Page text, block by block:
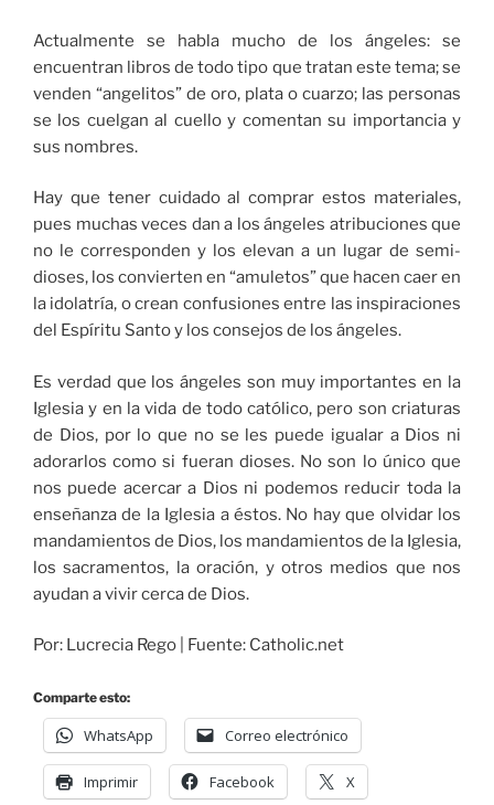
Actualmente se habla mucho de los ángeles: se
encuentran libros de todo tipo que tratan este tema; se
venden “angelitos” de oro, plata o cuarzo; las personas
se los cuelgan al cuello y comentan su importancia y
sus nombres.
Hay que tener cuidado al comprar estos materiales,
pues muchas veces dan a los ángeles atribuciones que
no le corresponden y los elevan a un lugar de semi-
dioses, los convierten en “amuletos” que hacen caer en
la idolatría, o crean confusiones entre las inspiraciones
del Espíritu Santo y los consejos de los ángeles.
Es verdad que los ángeles son muy importantes en la
Iglesia y en la vida de todo católico, pero son criaturas
de Dios, por lo que no se les puede igualar a Dios ni
adorarlos como si fueran dioses. No son lo único que
nos puede acercar a Dios ni podemos reducir toda la
enseñanza de la Iglesia a éstos. No hay que olvidar los
mandamientos de Dios, los mandamientos de la Iglesia,
los sacramentos, la oración, y otros medios que nos
ayudan a vivir cerca de Dios.
Por: Lucrecia Rego | Fuente: Catholic.net
Comparte esto:
WhatsApp Correo electrónico
Imprimir Facebook X